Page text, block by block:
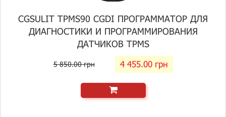
CGSULIT TPMS90 CGDI ПРОГРАММАТОР ДЛЯ
ДИАГНОСТИКИ И ПРОГРАММИРОВАНИЯ
ДАТЧИКОВ TPMS
5 850.00 грн 4 455.00 грн